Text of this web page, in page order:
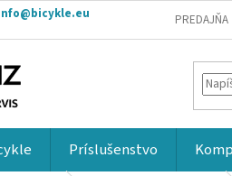
PREDAJŇA
Príslušenstvo